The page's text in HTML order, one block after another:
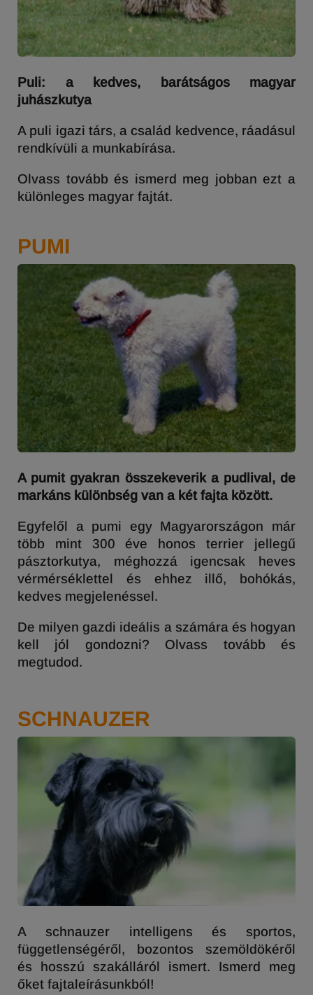
Puli: a kedves, barátságos magyar
juhászkutya
A puli igazi társ, a család kedvence, ráadásul
rendkívüli a munkabírása.
Olvass tovább és ismerd meg jobban ezt a
különleges magyar fajtát.
PUMI
A pumit gyakran összekeverik a pudlival, de
markáns különbség van a két fajta között.
Egyfelől a pumi egy Magyarországon már
több mint 300 éve honos terrier jellegű
pásztorkutya, méghozzá igencsak heves
vérmérséklettel és ehhez illő, bohókás,
kedves megjelenéssel.
De milyen gazdi ideális a számára és hogyan
kell jól gondozni? Olvass tovább és
megtudod.
SCHNAUZER
A schnauzer intelligens és sportos,
függetlenségéről, bozontos szemöldökéről
és hosszú szakálláról ismert. Ismerd meg
őket fajtaleírásunkból!